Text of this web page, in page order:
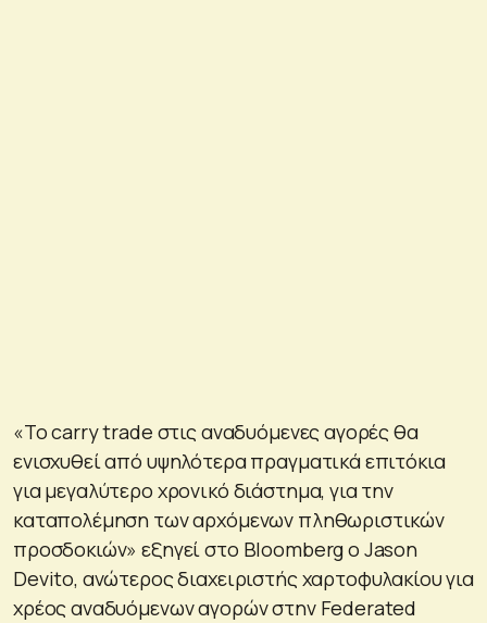
«Το carry trade στις αναδυόμενες αγορές θα
ενισχυθεί από υψηλότερα πραγματικά επιτόκια
για μεγαλύτερο χρονικό διάστημα, για την
καταπολέμηση των αρχόμενων πληθωριστικών
προσδοκιών» εξηγεί στο Bloomberg ο Jason
Devito, ανώτερος διαχειριστής χαρτοφυλακίου για
χρέος αναδυόμενων αγορών στην Federated